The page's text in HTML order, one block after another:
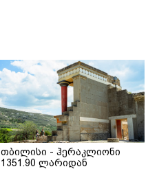
თბილისი - ჰერაკლიონი
1351.90 ლარიდან